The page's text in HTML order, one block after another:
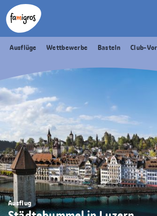
Sprungmarken
Navigation
Header
Logo
Ausflüge Wettbewerbe Basteln Club-
Ausflug